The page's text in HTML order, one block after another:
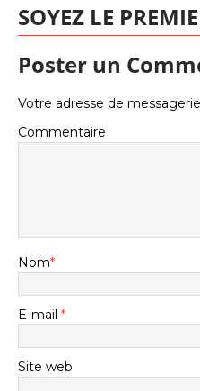
SOYEZ LE
Poster un
Votre adresse de
Commentaire
Nom*
E-mail *
Site web